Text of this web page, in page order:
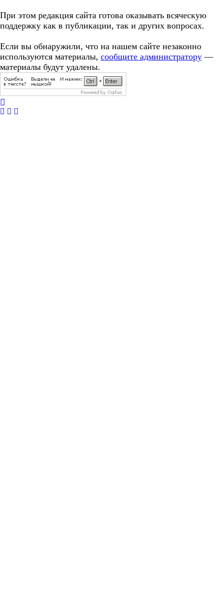
При этом редакция сайта готова оказывать всяческую
поддержку как в публикации, так и других вопросах.
Если вы обнаружили, что на нашем сайте незаконно
используются материалы, сообщите администратору —
материалы будут удалены.